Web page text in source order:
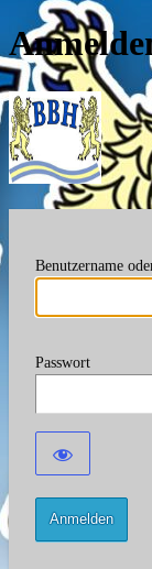
Benutzername
Passwort